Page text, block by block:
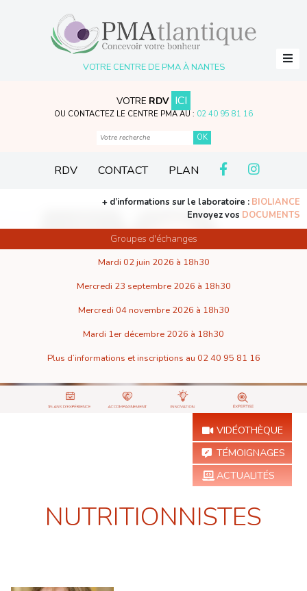
VOTRE CENTRE DE PMA À NANTES
VOTRE RDV ICI
OU CONTACTEZ LE CENTRE PMA AU : 02 40 95 81 16
+ d’informations sur le laboratoire : BIOLIANCE
Envoyez vos DOCUMENTS
RDV CONTACT PLAN
Groupes d'échanges
Mardi 02 juin 2026 à 18h30
Mercredi 23 septembre 2026 à 18h30
Mercredi 04 novembre 2026 à 18h30
Mardi 1er décembre 2026 à 18h30
Plus d’informations et inscriptions au 02 40 95 81 16
Le centre PMATLANTIQUE
est reconnu en France et à l’étranger
VIDÉOTHÈQUE
TÉMOIGNAGES
ACTUALITÉS
NUTRITIONNISTES